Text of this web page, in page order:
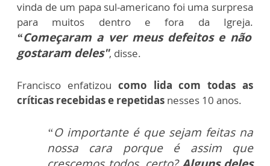
vinda de um papa sul-americano foi uma surpresa
para muitos dentro e fora da Igreja.
“Começaram a ver meus defeitos e não
gostaram deles", disse.
Francisco enfatizou como lida com todas as
críticas recebidas e repetidas nesses 10 anos.
“O importante é que sejam feitas na
nossa cara porque é assim que